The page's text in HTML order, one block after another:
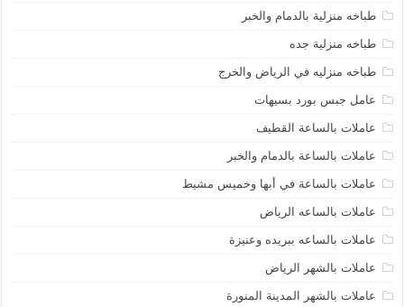
طباخه منزلية بالدمام والخبر
طباخه منزلية جده
طباخه منزليه في الرياض والخرج
عامل جبس بورد بسيهات
عاملات بالساعة القطيف
عاملات بالساعة بالدمام والخبر
عاملات بالساعة في أبها وخميس مشيط
عاملات بالساعه الرياض
عاملات بالساعه ببريده وعنيزة
عاملات بالشهر الرياض
عاملات بالشهر المدينة المنورة